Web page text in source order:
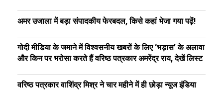
अमर उजाला में बड़ा संपादकीय फेरबदल, किसे कहां भेजा गया पढ़ें!
गोदी मीडिया के जमाने में विश्वसनीय खबरों के लिए ‘भड़ास’ के अलावा
और किन पर भरोसा करते हैं वरिष्ठ पत्रकार अमरेंद्र राय, देखें लिस्ट
वरिष्ठ पत्रकार वाशिंद्र मिश्र ने चार महीने में ही छोड़ा न्यूज इंडिया